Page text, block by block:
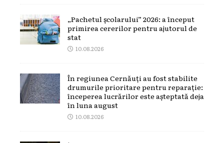
„Pachetul școlarului” 2026: a început
primirea cererilor pentru ajutorul de
stat
10.08.2026
În regiunea Cernăuți au fost stabilite
drumurile prioritare pentru reparație:
începerea lucrărilor este așteptată deja
în luna august
10.08.2026